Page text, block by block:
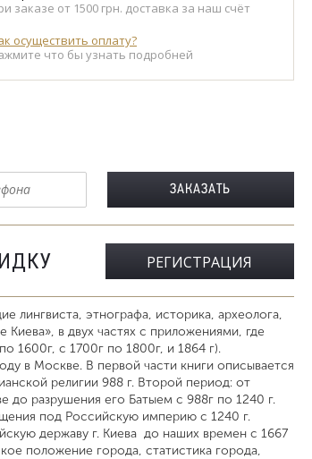
заказе от 1500 грн. доставка за наш счёт
осуществить оплату?
что бы узнать подробней
РЕГИСТРАЦИЯ
лингвиста, этнографа, историка, археолога,
Киева», в двух частях с приложениями, где
1600г, с 1700г по 1800г, и 1864 г).
в Москве. В первой части книги описывается
религии 988 г. Второй период: от
до разрушения его Батыем с 988г по 1240 г.
под Российскую империю с 1240 г.
державу г. Киева до наших времен с 1667
положение города, статистика города,